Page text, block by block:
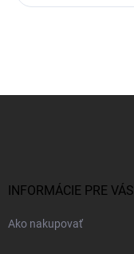
INFORMÁCIE PRE VÁS
Ako nakupovať